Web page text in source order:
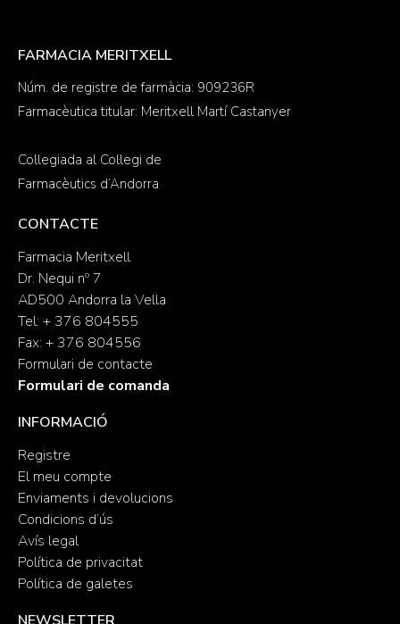
FARMACIA MERITXELL
Núm. de registre de farmàcia: 909236R
Farmacèutica titular: Meritxell Martí Castanyer
Col·legiada al Col·legi de
Farmacèutics d’Andorra
CONTACTE
Farmacia Meritxell
Dr. Nequi nº 7
AD500 Andorra la Vella
Tel: + 376 804555
Fax: + 376 804556
Formulari de contacte
Formulari de comanda
INFORMACIÓ
Registre
El meu compte
Enviaments i devolucions
Condicions d’ús
Avís legal
Política de privacitat
Política de galetes